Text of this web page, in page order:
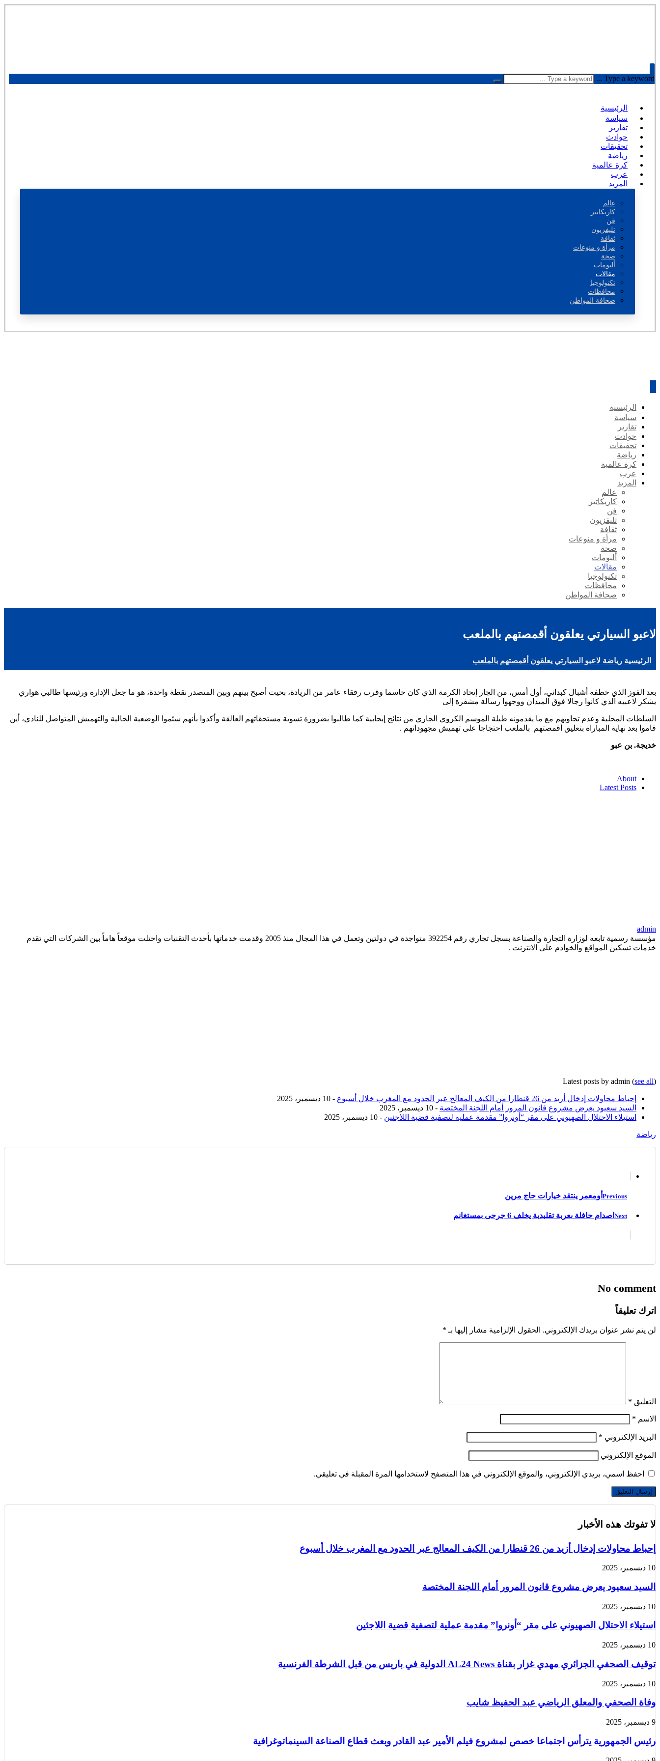
Type a keyword ...
الرئيسية
سياسة
تقارير
حوادث
تحقيقات
رياضة
كرة عالمية
عرب
المزيد
عالم
كاريكاتير
فن
تليفزيون
ثقافة
مرأة و منوعات
صحة
ألبومات
مقالات
تكنولوجيا
محافظات
صحافة المواطن
الرئيسية
سياسة
تقارير
حوادث
تحقيقات
رياضة
كرة عالمية
عرب
المزيد
عالم
كاريكاتير
فن
تليفزيون
ثقافة
مرأة و منوعات
صحة
ألبومات
مقالات
تكنولوجيا
محافظات
صحافة المواطن
لاعبو السيارتي يعلقون أقمصتهم بالملعب
الرئيسية رياضة لاعبو السيارتي يعلقون أقمصتهم بالملعب
بعد الفوز الذي خطفه أشبال كبداني، أول أمس، من الجار إتحاد الكرمة الذي كان حاسما وقرب رفقاء عامر من الريادة، بحيث أصبح بينهم وبين المتصدر نقطة واحدة، هو ما جعل الإدارة ورئيسها طالبي هواري
يشكر لاعبيه الذي كانوا رجالا فوق الميدان ووجهوا رسالة مشفرة إلى
السلطات المحلية وعدم تجاوبهم مع ما يقدمونه طيلة الموسم الكروي الجاري من نتائج إيجابية كما طالبوا بضرورة تسوية مستحقاتهم العالقة وأكدوا بأنهم سئموا الوضعية الحالية والتهميش المتواصل للنادي، أين
قاموا بعد نهاية المباراة بتعليق أقمصتهم بالملعب احتجاجا على تهميش مجهوداتهم .
خديجة. بن عبو
About
Latest Posts
admin
مؤسسة رسمية تابعه لوزارة التجارة والصناعة بسجل تجاري رقم 392254 متواجدة في دولتين وتعمل في هذا المجال منذ 2005 وقدمت خدماتها بأحدث التقنيات واحتلت موقعاً هاماً بين الشركات التي تقدم
خدمات تسكين المواقع والخوادم على الانترنت .
Latest posts by admin (see all)
إحباط محاولات إدخال أزيد من 26 قنطارا من الكيف المعالج عبر الحدود مع المغرب خلال أسبوع
- 10 ديسمبر، 2025
السيد سعيود يعرض مشروع قانون المرور أمام اللجنة المختصة - 10 ديسمبر، 2025
استيلاء الاحتلال الصهيوني على مقر “أونروا” مقدمة عملية لتصفية قضية اللاجئين - 10 ديسمبر، 2025
رياضة
Previous أومعمر ينتقد خيارات حاج مرين
Next اصدام حافلة بعربة تقليدية يخلف 6 جرحى بمستغانم
No comment
اترك تعليقاً
لن يتم نشر عنوان بريدك الإلكتروني. الحقول الإلزامية مشار إليها بـ *
التعليق *
الاسم *
البريد الإلكتروني *
الموقع الإلكتروني
احفظ اسمي، بريدي الإلكتروني، والموقع الإلكتروني في هذا المتصفح لاستخدامها المرة المقبلة في تعليقي.
لا تفوتك هذه الأخبار
إحباط محاولات إدخال أزيد من 26 قنطارا من الكيف المعالج عبر الحدود مع المغرب خلال أسبوع
10 ديسمبر، 2025
السيد سعيود يعرض مشروع قانون المرور أمام اللجنة المختصة
10 ديسمبر، 2025
استيلاء الاحتلال الصهيوني على مقر “أونروا” مقدمة عملية لتصفية قضية اللاجئين
10 ديسمبر، 2025
توقيف الصحفي الجزائري مهدي غزار بقناة AL24 News الدولية في باريس من قبل الشرطة الفرنسية
10 ديسمبر، 2025
وفاة الصحفي والمعلق الرياضي عبد الحفيظ شايب
9 ديسمبر، 2025
رئيس الجمهورية يترأس اجتماعا خصص لمشروع فيلم الأمير عبد القادر وبعث قطاع الصناعة السينماتوغرافية